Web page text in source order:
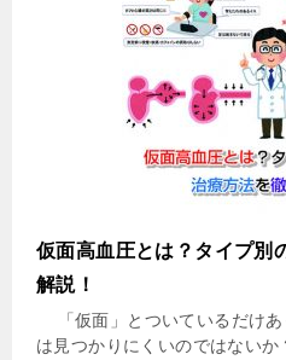
仮面高血圧とは？タイプ別
解説！
「仮面」とついているだけあ
は見つかりにくいのではない